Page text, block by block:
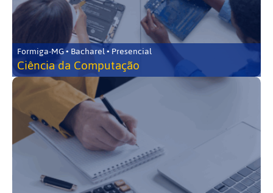
Formiga-MG • Bacharel • Presencial
Ciência da Computação